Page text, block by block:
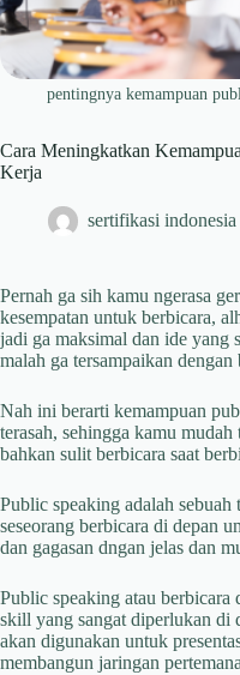
pentingnya kemampuan
Cara Meningkatkan
Kerja
sertifikasi indonesia
Pernah ga sih kamu ngerasa
kesempatan untuk berbicara,
jadi ga maksimal dan ide yang
malah ga tersampaikan
Nah ini berarti kemampuan
terasah, sehingga kamu mudah
bahkan sulit berbicara saat
Public speaking adalah sebuah
seseorang berbicara di depan
dan gagasan dngan jelas dan
Public speaking atau berbicara
skill yang sangat diperlukan di
akan digunakan untuk
membangun jaringan